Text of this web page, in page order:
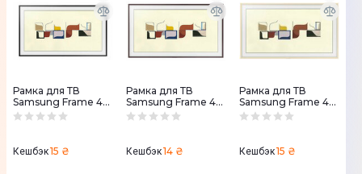
Рамка для ТВ
Samsung Frame 43"
чёрная (VG-
Кешбэк15 ₴
Рамка для ТВ
Samsung Frame 43"
тёмно-коричневая
Кешбэк14 ₴
Рамка для ТВ
Samsung Frame 43"
бежевая (VG-
Кешбэк15 ₴